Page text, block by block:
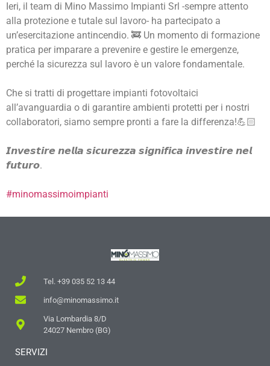
Ieri, il team di Mino Massimo Impianti Srl -sempre attento
alla protezione e tutale sul lavoro- ha partecipato a
un’esercitazione antincendio. 🚒 Un momento di formazione
pratica per imparare a prevenire e gestire le emergenze,
perché la sicurezza sul lavoro è un valore fondamentale.
Che si tratti di progettare impianti fotovoltaici
all’avanguardia o di garantire ambienti protetti per i nostri
collaboratori, siamo sempre pronti a fare la differenza!💪🏻
𝙄𝙣𝙫𝙚𝙨𝙩𝙞𝙧𝙚 𝙣𝙚𝙡𝙡𝙖 𝙨𝙞𝙘𝙪𝙧𝙚𝙯𝙯𝙖 𝙨𝙞𝙜𝙣𝙞𝙛𝙞𝙘𝙖 𝙞𝙣𝙫𝙚𝙨𝙩𝙞𝙧𝙚 𝙣𝙚𝙡
𝙛𝙪𝙩𝙪𝙧𝙤.
#minomassimoimpianti
Tel. +39 035 52 13 44
info@minomassimo.it
Via Lombardia 8/D
24027 Nembro (BG)
SERVIZI